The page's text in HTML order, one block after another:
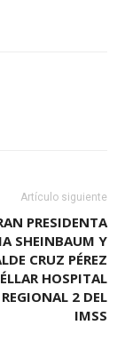
Artículo siguiente
PRESIDENTA
SHEINBAUM Y
CRUZ PÉREZ
HOSPITAL
2 DEL
IMSS